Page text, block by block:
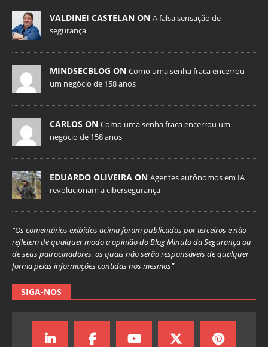
VALDINEI CASTELAN ON A falsa sensação de
segurança
MINDSECBLOG ON Como uma senha fraca encerrou
um negócio de 158 anos
CARLOS ON Como uma senha fraca encerrou um
negócio de 158 anos
EDUARDO OLIVEIRA ON Agentes autônomos em IA
revolucionam a cibersegurança
“Os comentários exibidos acima foram publicados por terceiros e não
refletem de qualquer modo a opinião do Blog Minuto da Segurança ou
de seus patrocinadores, os quais não serão responsáveis de qualquer
forma pelas informações contidas nos mesmos”
SIGA-NOS